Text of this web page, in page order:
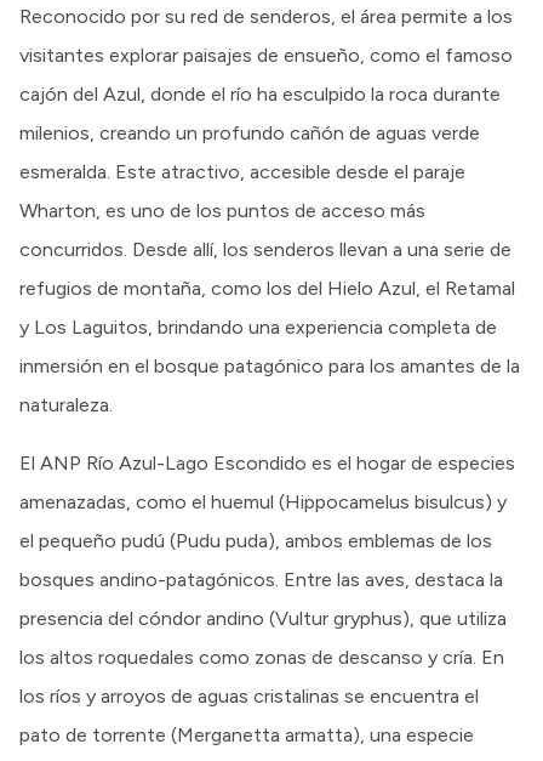
Reconocido por su red de senderos, el área permite a los
visitantes explorar paisajes de ensueño, como el famoso
cajón del Azul, donde el río ha esculpido la roca durante
milenios, creando un profundo cañón de aguas verde
esmeralda. Este atractivo, accesible desde el paraje
Wharton, es uno de los puntos de acceso más
concurridos. Desde allí, los senderos llevan a una serie de
refugios de montaña, como los del Hielo Azul, el Retamal
y Los Laguitos, brindando una experiencia completa de
inmersión en el bosque patagónico para los amantes de la
naturaleza.
El ANP Río Azul-Lago Escondido es el hogar de especies
amenazadas, como el huemul (Hippocamelus bisulcus) y
el pequeño pudú (Pudu puda), ambos emblemas de los
bosques andino-patagónicos. Entre las aves, destaca la
presencia del cóndor andino (Vultur gryphus), que utiliza
los altos roquedales como zonas de descanso y cría. En
los ríos y arroyos de aguas cristalinas se encuentra el
pato de torrente (Merganetta armatta), una especie